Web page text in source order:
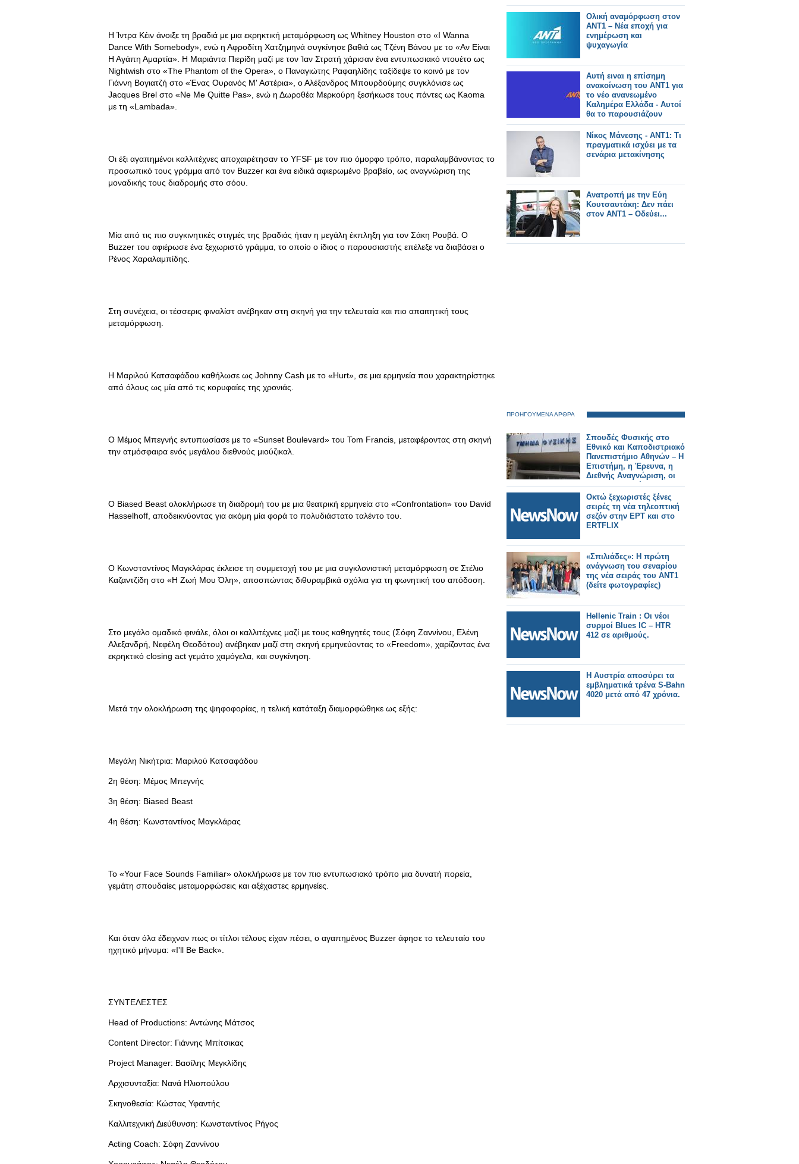
Η Ίντρα Κέιν άνοιξε τη βραδιά με μια εκρηκτική μεταμόρφωση ως Whitney Houston στο «I Wanna
Dance With Somebody», ενώ η Αφροδίτη Χατζημηνά συγκίνησε βαθιά ως Τζένη Βάνου με το «Αν Είναι
Η Αγάπη Αμαρτία». Η Μαριάντα Πιερίδη μαζί με τον Ίαν Στρατή χάρισαν ένα εντυπωσιακό ντουέτο ως
Nightwish στο «The Phantom of the Opera», ο Παναγιώτης Ραφαηλίδης ταξίδεψε το κοινό με τον
Γιάννη Βογιατζή στο «Ένας Ουρανός Μ' Αστέρια», ο Αλέξανδρος Μπουρδούμης συγκλόνισε ως
Jacques Brel στο «Ne Me Quitte Pas», ενώ η Δωροθέα Μερκούρη ξεσήκωσε τους πάντες ως Kaoma
με τη «Lambada».
Οι έξι αγαπημένοι καλλιτέχνες αποχαιρέτησαν το YFSF με τον πιο όμορφο τρόπο, παραλαμβάνοντας το
προσωπικό τους γράμμα από τον Buzzer και ένα ειδικά αφιερωμένο βραβείο, ως αναγνώριση της
μοναδικής τους διαδρομής στο σόου.
Μία από τις πιο συγκινητικές στιγμές της βραδιάς ήταν η μεγάλη έκπληξη για τον Σάκη Ρουβά. Ο
Buzzer του αφιέρωσε ένα ξεχωριστό γράμμα, το οποίο ο ίδιος ο παρουσιαστής επέλεξε να διαβάσει ο
Ρένος Χαραλαμπίδης.
Στη συνέχεια, οι τέσσερις φιναλίστ ανέβηκαν στη σκηνή για την τελευταία και πιο απαιτητική τους
μεταμόρφωση.
Η Μαριλού Κατσαφάδου καθήλωσε ως Johnny Cash με το «Hurt», σε μια ερμηνεία που χαρακτηρίστηκε
από όλους ως μία από τις κορυφαίες της χρονιάς.
Ο Μέμος Μπεγνής εντυπωσίασε με το «Sunset Boulevard» του Tom Francis, μεταφέροντας στη σκηνή
την ατμόσφαιρα ενός μεγάλου διεθνούς μιούζικαλ.
Ο Biased Beast ολοκλήρωσε τη διαδρομή του με μια θεατρική ερμηνεία στο «Confrontation» του David
Hasselhoff, αποδεικνύοντας για ακόμη μία φορά το πολυδιάστατο ταλέντο του.
Ο Κωνσταντίνος Μαγκλάρας έκλεισε τη συμμετοχή του με μια συγκλονιστική μεταμόρφωση σε Στέλιο
Καζαντζίδη στο «Η Ζωή Μου Όλη», αποσπώντας διθυραμβικά σχόλια για τη φωνητική του απόδοση.
Στο μεγάλο ομαδικό φινάλε, όλοι οι καλλιτέχνες μαζί με τους καθηγητές τους (Σόφη Ζαννίνου, Ελένη
Αλεξανδρή, Νεφέλη Θεοδότου) ανέβηκαν μαζί στη σκηνή ερμηνεύοντας το «Freedom», χαρίζοντας ένα
εκρηκτικό closing act γεμάτο χαμόγελα, και συγκίνηση.
Μετά την ολοκλήρωση της ψηφοφορίας, η τελική κατάταξη διαμορφώθηκε ως εξής:
Μεγάλη Νικήτρια: Μαριλού Κατσαφάδου
2η θέση: Μέμος Μπεγνής
3η θέση: Biased Beast
4η θέση: Κωνσταντίνος Μαγκλάρας
Το «Your Face Sounds Familiar» ολοκλήρωσε με τον πιο εντυπωσιακό τρόπο μια δυνατή πορεία,
γεμάτη σπουδαίες μεταμορφώσεις και αξέχαστες ερμηνείες.
Και όταν όλα έδειχναν πως οι τίτλοι τέλους είχαν πέσει, ο αγαπημένος Buzzer άφησε το τελευταίο του
ηχητικό μήνυμα: «I'll Be Back».
ΣΥΝΤΕΛΕΣΤΕΣ
Head of Productions: Αντώνης Μάτσος
Content Director: Γιάννης Μπίτσικας
Project Manager: Βασίλης Μεγκλίδης
Αρχισυνταξία: Νανά Ηλιοπούλου
Σκηνοθεσία: Κώστας Υφαντής
Καλλιτεχνική Διεύθυνση: Κωνσταντίνος Ρήγος
Acting Coach: Σόφη Ζαννίνου
Ολική αναμόρφωση στον
ΑΝΤ1 – Νέα εποχή για
ενημέρωση και
ψυχαγωγία
Αυτή ειναι η επίσημη
ανακοίνωση του ΑΝΤ1 για
το νέο ανανεωμένο
Καλημέρα Ελλάδα - Αυτοί
θα το παρουσιάζουν
Νίκος Μάνεσης - ΑΝΤ1: Τι
πραγματικά ισχύει με τα
σενάρια μετακίνησης
Ανατροπή με την Εύη
Κουτσαυτάκη: Δεν πάει
στον ΑΝΤ1 – Οδεύει...
ΠΡΟΗΓΟΥΜΕΝΑ ΑΡΘΡΑ
Σπουδές Φυσικής στο
Εθνικό και Καποδιστριακό
Πανεπιστήμιο Αθηνών – Η
Επιστήμη, η Έρευνα, η
Διεθνής Αναγνώριση, οι
Επαγγελματικές
Προοπτικές
Οκτώ ξεχωριστές ξένες
σειρές τη νέα τηλεοπτική
σεζόν στην ΕΡΤ και στο
ERTFLIX
«Σπιλιάδες»: Η πρώτη
ανάγνωση του σεναρίου
της νέα σειράς του ΑΝΤ1
(δείτε φωτογραφίες)
Hellenic Train : Οι νέοι
συρμοί Blues IC – HTR
412 σε αριθμούς.
Η Αυστρία αποσύρει τα
εμβληματικά τρένα S-Bahn
4020 μετά από 47 χρόνια.